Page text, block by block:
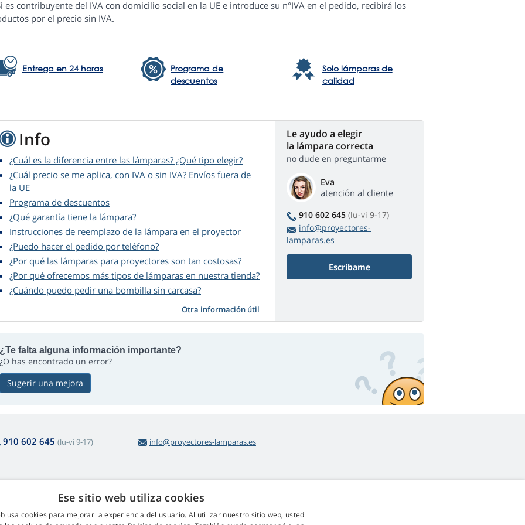
es contribuyente del IVA con domicilio social en la UE e introduce su n°IVA en el pedido, recibirá los
por el precio sin IVA.
Entrega en 24 horas
Programa de
descuentos
Solo lámparas de
calidad
Info
¿Cuál es la diferencia entre las lámparas? ¿Qué tipo elegir?
¿Cuál precio se me aplica, con IVA o sin IVA? Envíos fuera de
la UE
Programa de descuentos
¿Qué garantía tiene la lámpara?
Instrucciones de reemplazo de la lámpara en el proyector
¿Puedo hacer el pedido por teléfono?
¿Por qué las lámparas para proyectores son tan costosas?
¿Por qué ofrecemos más tipos de lámparas en nuestra tienda?
¿Cuándo puedo pedir una bombilla sin carcasa?
Otra información útil
Le ayudo a elegir
la lámpara correcta
no dude en preguntarme
Eva
atención al cliente
910 602 645 (lu-vi 9-17)
info@proyectores-
lamparas.es
Escríbame
¿Te falta alguna información importante?
¿O has encontrado un error?
Sugerir una mejora
910 602 645 (lu-vi 9-17) info@proyectores-lamparas.es
y reclamaciones
sencilla de productos
Contacto
GDRP
Ese sitio web utiliza cookies
usa cookies para mejorar la experiencia del usuario. Al utilizar nuestro sitio web, usted